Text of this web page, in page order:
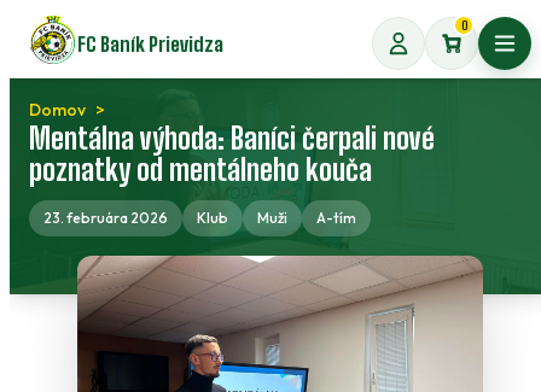
Preskočiť
na
obsah
FC Baník Prievidza
0
Domov
Mentálna výhoda: Baníci čerpali nové
poznatky od mentálneho kouča
23. februára 2026 Klub Muži A-tím